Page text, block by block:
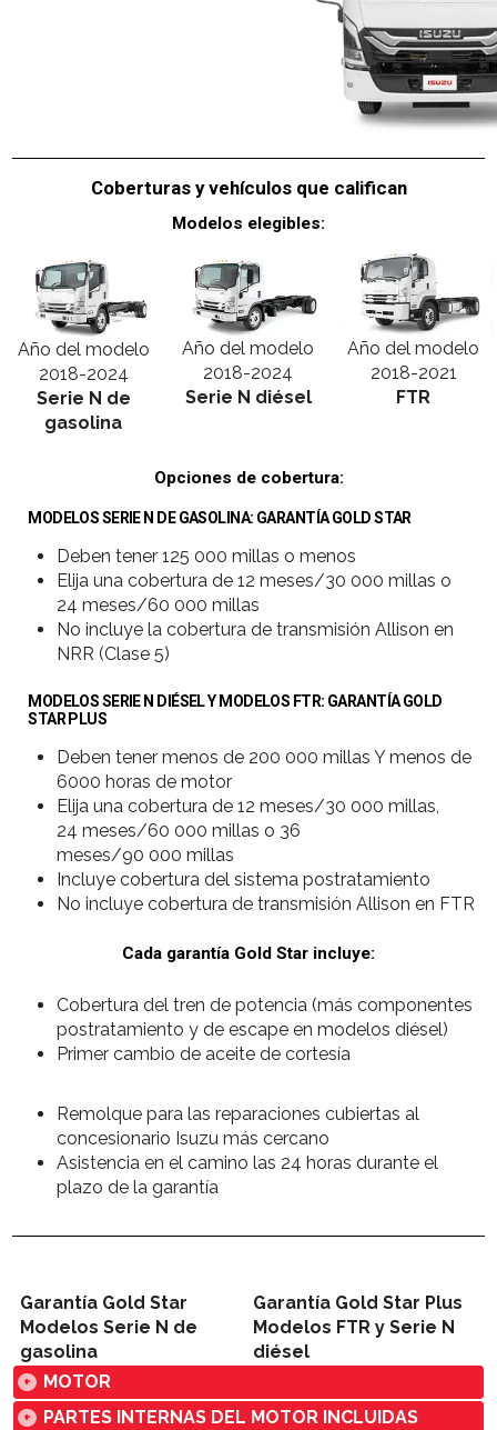
Coberturas y vehículos que califican
Modelos elegibles:
Año del modelo
2018-2024
Serie N de
gasolina
Año del modelo
2018-2024
Serie N diésel
Año del modelo
2018-2021
FTR
Opciones de cobertura:
MODELOS SERIE N DE GASOLINA: GARANTÍA GOLD STAR
Deben tener 125 000 millas o menos
Elija una cobertura de 12 meses/30 000 millas o
24 meses/60 000 millas
No incluye la cobertura de transmisión Allison en
NRR (Clase 5)
MODELOS SERIE N DIÉSEL Y MODELOS FTR: GARANTÍA GOLD
STAR PLUS
Deben tener menos de 200 000 millas Y menos de
6000 horas de motor
Elija una cobertura de 12 meses/30 000 millas,
24 meses/60 000 millas o 36
meses/90 000 millas
Incluye cobertura del sistema postratamiento
No incluye cobertura de transmisión Allison en FTR
Cada garantía Gold Star incluye:
Cobertura del tren de potencia (más componentes
postratamiento y de escape en modelos diésel)
Primer cambio de aceite de cortesía
Remolque para las reparaciones cubiertas al
concesionario Isuzu más cercano
Asistencia en el camino las 24 horas durante el
plazo de la garantía
Garantía Gold Star
Modelos Serie N de
gasolina
Garantía Gold Star Plus
Modelos FTR y Serie N
diésel
+ MOTOR
+ PARTES INTERNAS DEL MOTOR INCLUIDAS